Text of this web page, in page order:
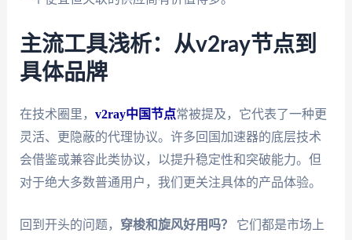
主流工具浅析：从v2ray节点到
具体品牌
在技术圈里， v2ray中国节点常被提及，它代表了一种更
灵活、更隐蔽的代理协议。许多回国加速器的底层技术
会借鉴或兼容此类协议，以提升稳定性和突破能力。但
对于绝大多数普通用户，我们更关注具体的产品体验。
回到开头的问题， 穿梭和旋风好用吗？
它们都是市场上